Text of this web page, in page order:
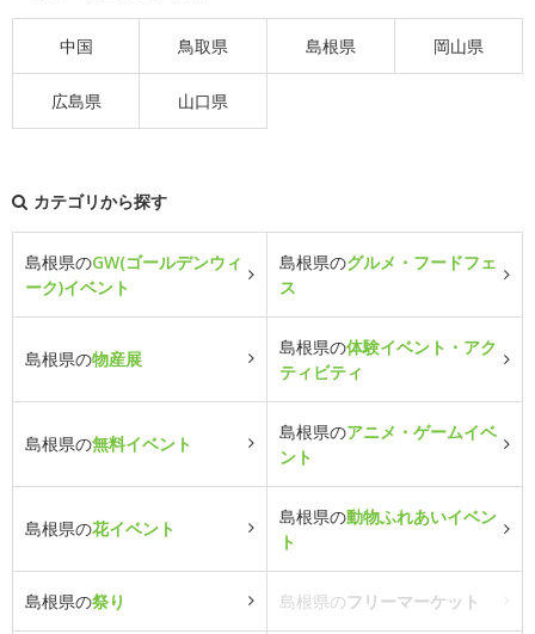
中国 鳥取県 島根県 岡山県
広島県 山口県
カテゴリから探す
島根県のGW(ゴールデンウィ
ーク)イベント
島根県のグルメ・フードフェ
ス
島根県の物産展
島根県の体験イベント・アク
ティビティ
島根県の無料イベント
島根県のアニメ・ゲームイベ
ント
島根県の花イベント
島根県の動物ふれあいイベン
ト
島根県の祭り 島根県のフリーマーケット